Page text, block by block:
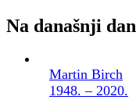
Na današnji dan
Martin Birch
1948. – 2020.